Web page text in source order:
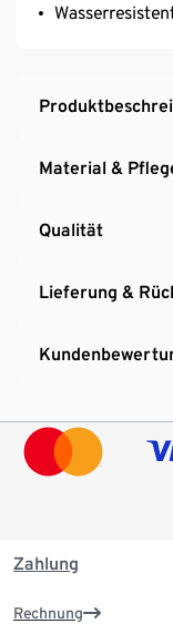
Material &
Qualität
Lieferung &
Zahlung
Rechnung